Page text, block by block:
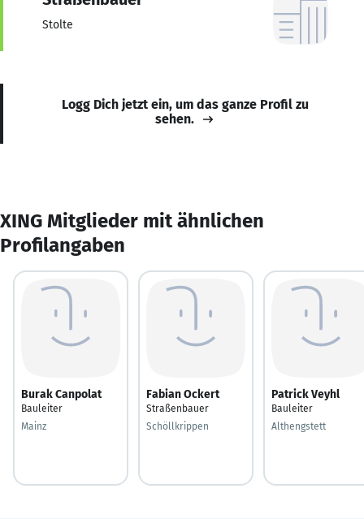
Stolte
Logg Dich jetzt ein, um das ganze Profil zu
sehen.
XING Mitglieder mit ähnlichen
Profilangaben
Burak Canpolat
Bauleiter
Mainz
Fabian Ockert
Straßenbauer
Schöllkrippen
Patrick Veyhl
Bauleiter
Althengstett